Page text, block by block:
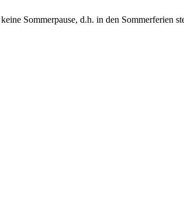
Sommerpause, d.h. in den Sommerferien